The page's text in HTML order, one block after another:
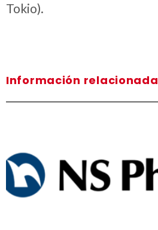
Tokio).
Información relacionada